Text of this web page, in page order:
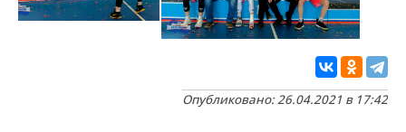
Опубликовано: 26.04.2021 в 17:42